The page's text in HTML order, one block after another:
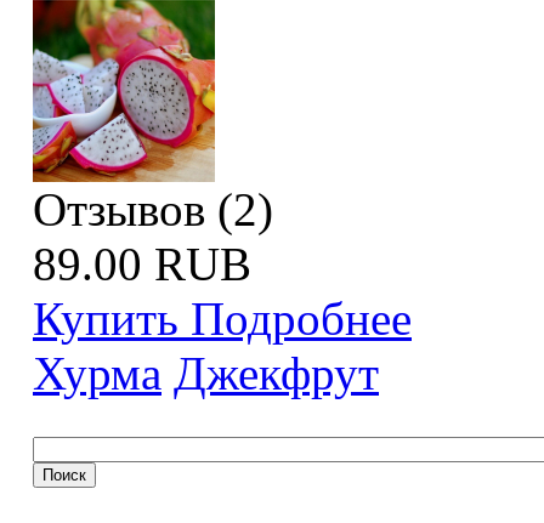
Отзывов (2)
89.00 RUB
Купить Подробнее
Хурма Джекфрут